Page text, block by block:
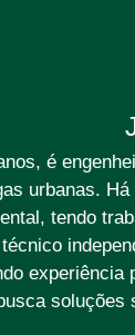
é
urbanas.
tendo
soluções